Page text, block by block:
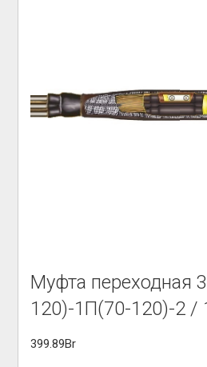
Муфта переходная
120)-1П(70-120)-2 /
399.89Br